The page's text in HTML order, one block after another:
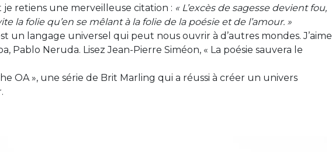
je retiens une merveilleuse citation : « L’excès de sagesse devient fou,
la folie qu’en se mêlant à la folie de la poésie et de l’amour. »
un langage universel qui peut nous ouvrir à d’autres mondes. J’aime
Pablo Neruda. Lisez Jean-Pierre Siméon, « La poésie sauvera le
OA », une série de Brit Marling qui a réussi à créer un univers